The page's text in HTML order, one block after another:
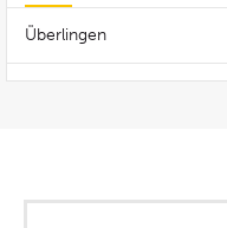
Überlingen